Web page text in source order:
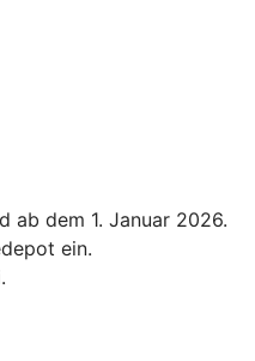
ab dem 1. Januar 2026.
ein.